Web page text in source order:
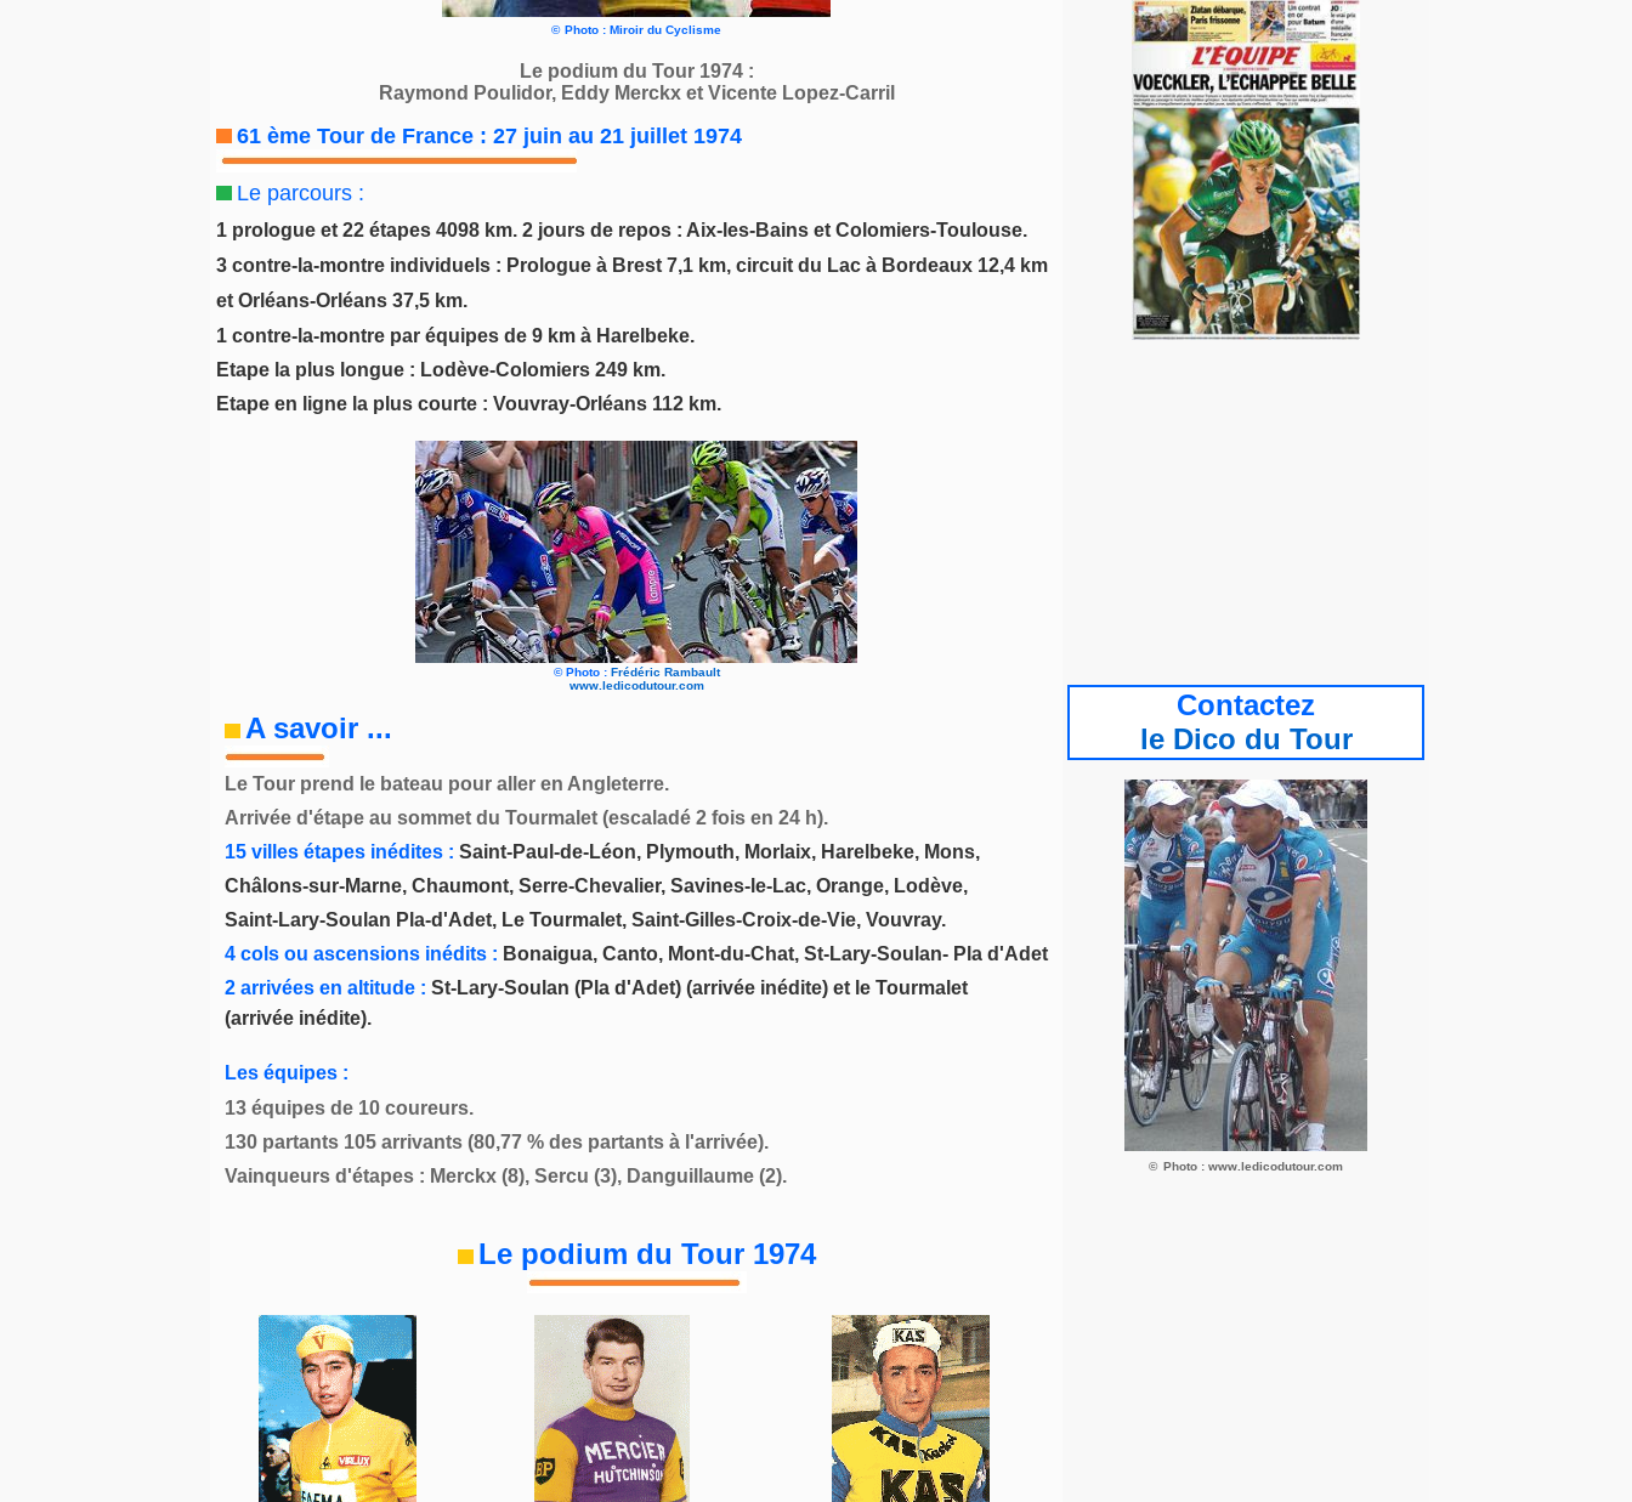
© Photo : Miroir du Cyclisme
Le podium du Tour 1974 :
Raymond Poulidor, Eddy Merckx et Vicente Lopez-Carril
61 ème Tour de France : 27 juin au 21 juillet 1974
Le parcours :
1 prologue et 22 étapes 4098 km. 2 jours de repos : Aix-les-Bains et Colomiers-Toulouse.
3 contre-la-montre individuels : Prologue à Brest 7,1 km, circuit du Lac à Bordeaux 12,4 km
et Orléans-Orléans 37,5 km.
1 contre-la-montre par équipes de 9 km à Harelbeke.
Etape la plus longue : Lodève-Colomiers 249 km.
Etape en ligne la plus courte : Vouvray-Orléans 112 km.
© Photo : Frédéric Rambault
www.ledicodutour.com
A savoir ...
Le Tour prend le bateau pour aller en Angleterre.
Arrivée d'étape au sommet du Tourmalet (escaladé 2 fois en 24 h).
15 villes étapes inédites : Saint-Paul-de-Léon, Plymouth, Morlaix, Harelbeke, Mons,
Châlons-sur-Marne, Chaumont, Serre-Chevalier, Savines-le-Lac, Orange, Lodève,
Saint-Lary-Soulan Pla-d'Adet, Le Tourmalet, Saint-Gilles-Croix-de-Vie, Vouvray.
4 cols ou ascensions inédits : Bonaigua, Canto, Mont-du-Chat, St-Lary-Soulan- Pla d'Adet
2 arrivées en altitude : St-Lary-Soulan (Pla d'Adet) (arrivée inédite) et le Tourmalet
(arrivée inédite).
Les équipes :
13 équipes de 10 coureurs.
130 partants 105 arrivants (80,77 % des partants à l'arrivée).
Vainqueurs d'étapes : Merckx (8), Sercu (3), Danguillaume (2).
Le podium du Tour 1974
Contactez
le Dico du Tour
© Photo : www.ledicodutour.com